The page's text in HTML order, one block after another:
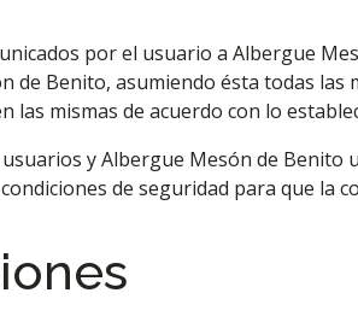
por el usuario a Albergue
de Benito, asumiendo ésta todas
las mismas de acuerdo con lo
y Albergue Mesón de
de seguridad para que la